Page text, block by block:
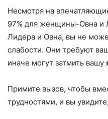
Несмотря на
97% для женщины-Овна и
Лидера и Овна, вы не
слабости. Они требуют
иначе могут затмить вашу
Примите вызов, чтобы
трудностями, и вы